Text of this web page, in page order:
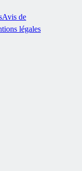
Avis de
légales